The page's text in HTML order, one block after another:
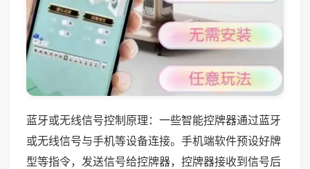
蓝牙或无线信号控制原理：一些智能控牌器通过蓝牙
或无线信号与手机等设备连接。手机端软件预设好牌
型等指令，发送信号给控牌器，控牌器接收到信号后